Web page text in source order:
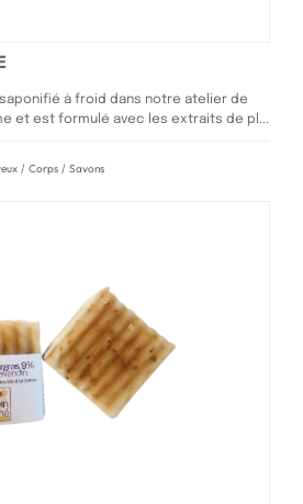
à froid dans notre atelier de
et est formulé avec les extraits de pl...
/ Corps / Savons